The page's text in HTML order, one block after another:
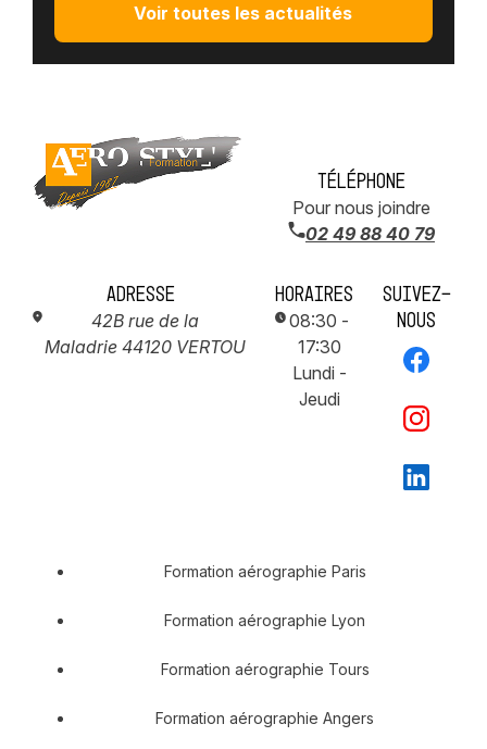
Voir toutes les actualités
Téléphone
Pour nous joindre
02 49 88 40 79
Adresse
42B rue de la
Maladrie44120 VERTOU
Horaires
08:30 -
17:30
Lundi -
Jeudi
Suivez-
nous
Formation aérographie Paris
Formation aérographie Lyon
Formation aérographie Tours
Formation aérographie Angers